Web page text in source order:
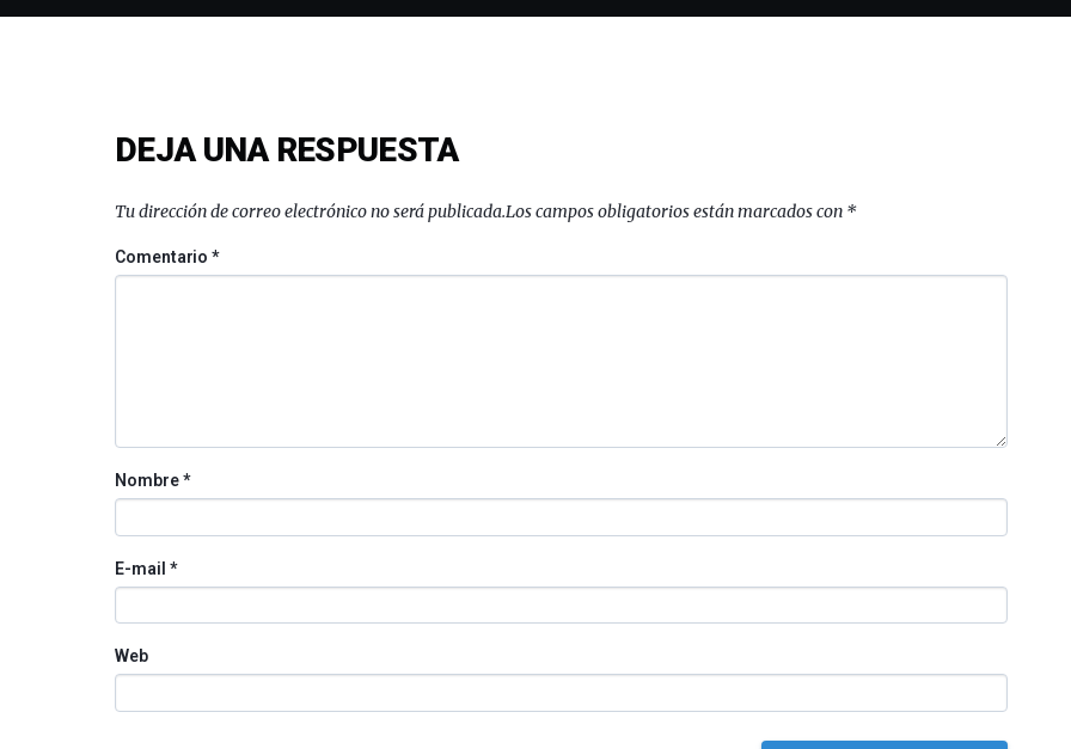
DEJA UNA RESPUESTA
Tu dirección de correo electrónico no será publicada.Los campos obligatorios están marcados con *
Comentario*
Nombre*
E-mail *
Web